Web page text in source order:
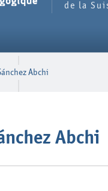
de la
Abchi
Abchi